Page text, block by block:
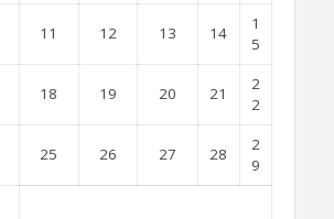
11 12 13 14
1
5
18 19 20 21
2
2
25 26 27 28
2
9